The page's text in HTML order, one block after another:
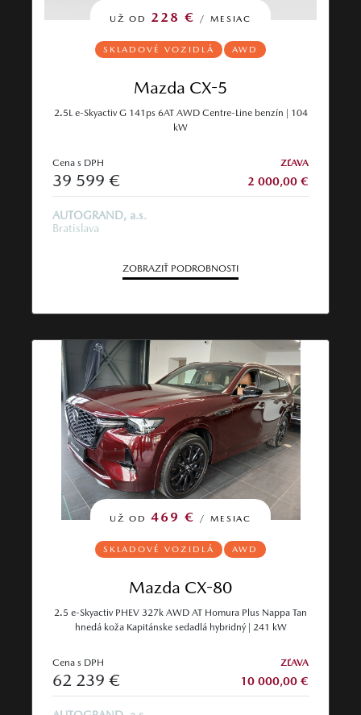
UŽ OD 228 € / MESIAC
SKLADOVÉ VOZIDLÁ AWD
Mazda CX-5
2.5L e-Skyactiv G 141ps 6AT AWD Centre-Line benzín | 104
kW
Cena s DPH
39 599 €
ZĽAVA
2 000,00 €
AUTOGRAND, a.s.
Bratislava
ZOBRAZIŤ PODROBNOSTI
UŽ OD469 € / MESIAC
SKLADOVÉ VOZIDLÁ AWD
Mazda CX-80
2.5 e-Skyactiv PHEV 327k AWD AT Homura Plus Nappa Tan
hnedá koža Kapitánske sedadlá hybridný | 241 kW
Cena s DPH
62 239 €
ZĽAVA
10 000,00 €